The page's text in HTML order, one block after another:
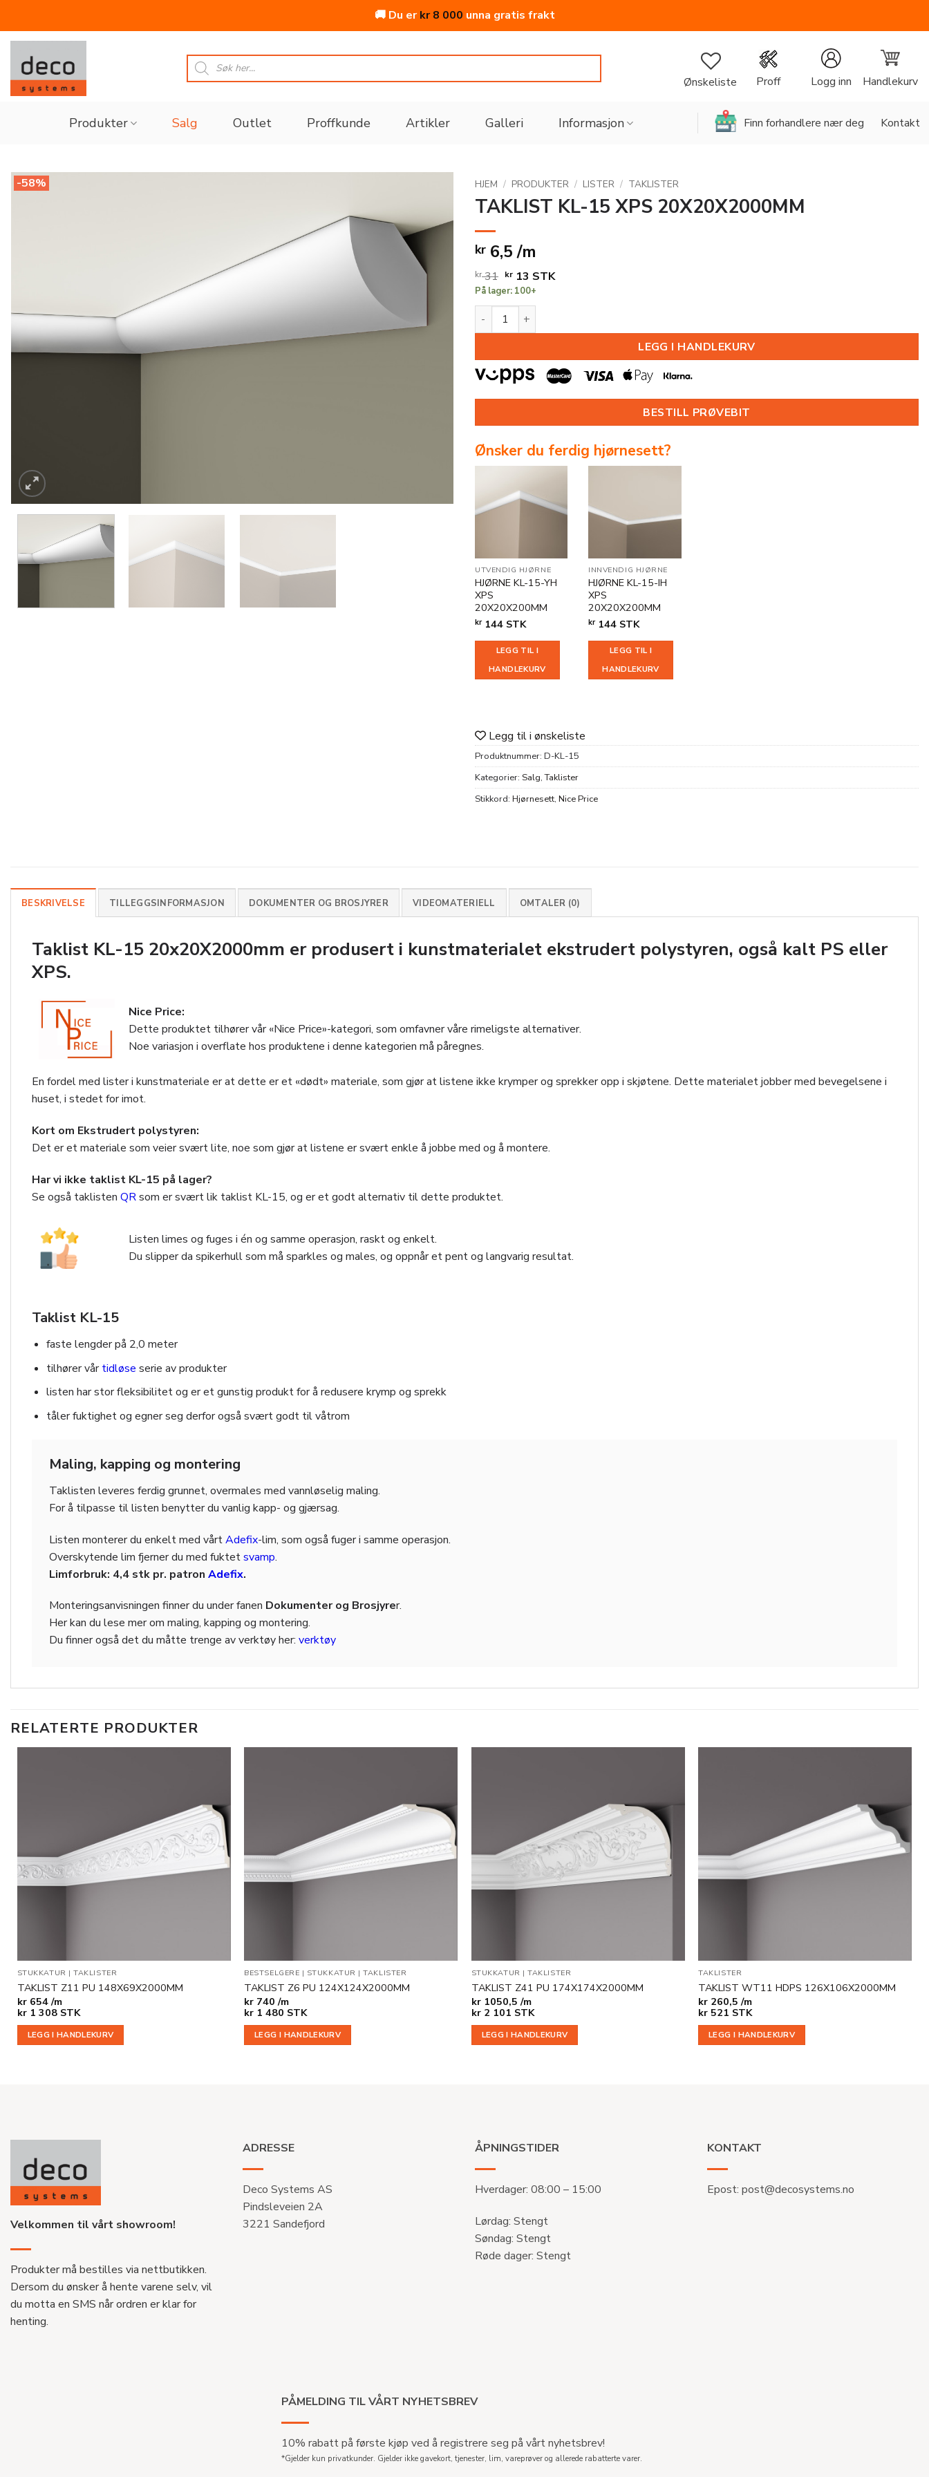
🚚 Du erkr8 000 unna gratis frakt
Skip
content
Products
search
Ønskeliste Proff Logg inn Handlekurv
Produkter Salg Outlet Proffkunde Artikler Galleri Informasjon Finn forhandlere nær deg Kontakt
Legg
ønskeliste
-58% HJEM / PRODUKTER / LISTER / TAKLISTER
TAKLIST KL-15 XPS 20X20X2000MM
kr 6,5 /m
kr31 Opprinnelig
pris
var:
kr 31.
kr13 Nåværende
pris
er:
STK
På lager: 100+
TAKLIST KL-15 XPS 20X20X2000MM antall
LEGG I HANDLEKURV
BESTILL PRØVEBIT
Ønsker du ferdig hjørnesett?
UTVENDIG HJØRNE
HJØRNE KL-15-YH
XPS
20X20X200MM
kr144 STK
LEGG TIL I
HANDLEKURV
INNVENDIG HJØRNE
HJØRNE KL-15-IH
XPS
20X20X200MM
kr144 STK
LEGG TIL I
HANDLEKURV
Legg til i ønskeliste
Produktnummer: D-KL-15
Kategorier: Salg,Taklister
Stikkord: Hjørnesett, Nice Price
BESKRIVELSE TILLEGGSINFORMASJON DOKUMENTER OG BROSJYRER VIDEOMATERIELL OMTALER (0)
Taklist KL-15 20x20X2000mm er produsert i kunstmaterialet ekstrudert polystyren, også kalt PS eller
XPS.
Nice Price:
Dette produktet tilhører vår «Nice Price»-kategori, som omfavner våre rimeligste alternativer.
Noe variasjon i overflate hos produktene i denne kategorien må påregnes.
En fordel med lister i kunstmateriale er at dette er et «dødt» materiale, som gjør at listene ikke krymper og sprekker opp i skjøtene. Dette materialet jobber med bevegelsene i
huset, i stedet for imot.
Kort om Ekstrudert polystyren:
Det er et materiale som veier svært lite, noe som gjør at listene er svært enkle å jobbe med og å montere.
Har vi ikke taklist KL-15 på lager?
Se også taklisten QRsom er svært lik taklist KL-15, og er et godt alternativ til dette produktet.
Listen limes og fuges i én og samme operasjon, raskt og enkelt.
Du slipper da spikerhull som må sparkles og males, og oppnår et pent og langvarig resultat.
Taklist KL-15
faste lengder på 2,0 meter
tilhører vårtidløse serie av produkter
listen har stor fleksibilitet og er et gunstig produkt for å redusere krymp og sprekk
tåler fuktighet og egner seg derfor også svært godt til våtrom
Maling, kapping og montering
Taklisten leveres ferdig grunnet, overmales med vannløselig maling.
For å tilpasse til listen benytter du vanlig kapp- og gjærsag.
Listen monterer du enkelt med vårtAdefix-lim, som også fuger i samme operasjon.
Overskytende lim fjerner du med fuktetsvamp.
Limforbruk: 4,4 stk pr. patron Adefix.
Monteringsanvisningen finner du under fanen Dokumenter og Brosjyrer.
Her kan du lese mer om maling, kapping og montering.
Du finner også det du måtte trenge av verktøy her: verktøy
RELATERTE PRODUKTER
i
ønskeliste
STUKKATUR |TAKLISTER
TAKLIST Z11 PU 148X69X2000MM
kr654 /m
kr1 308 STK
LEGG I HANDLEKURV
i
ønskeliste
BESTSELGERE | STUKKATUR |TAKLISTER
TAKLIST Z6 PU 124X124X2000MM
kr 740 /m
kr 1 480 STK
LEGG I HANDLEKURV
i
ønskeliste
STUKKATUR |TAKLISTER
TAKLIST Z41 PU 174X174X2000MM
kr1050,5 /m
kr2 101 STK
LEGG I HANDLEKURV
i
ønskeliste
TAKLISTER
TAKLIST WT11 HDPS 126X106X2000MM
kr 260,5 /m
kr 521 STK
LEGG I HANDLEKURV
Velkommen til vårt showroom!
Produkter må bestilles via nettbutikken.
Dersom du ønsker å hente varene selv, vil
du motta en SMS når ordren er klar for
henting.
ADRESSE
Deco Systems AS
Pindsleveien 2A
3221 Sandefjord
ÅPNINGSTIDER
Hverdager: 08:00 – 15:00
Lørdag: Stengt
Søndag: Stengt
Røde dager: Stengt
KONTAKT
Epost: post@decosystems.no
PÅMELDING TIL VÅRT NYHETSBREV
10% rabatt på første kjøp ved å registrere seg på vårt nyhetsbrev!
*Gjelder kun privatkunder. Gjelder ikke gavekort, tjenester, lim, vareprøver og allerede rabatterte varer.